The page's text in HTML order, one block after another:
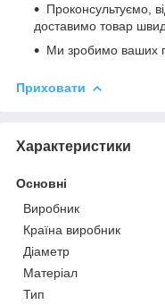
Проконсультуємо,
доставимо товар
Ми зробимо ваших
Приховати
Характеристики
Основні
Виробник
Країна виробник
Діаметр
Матеріал
Тип